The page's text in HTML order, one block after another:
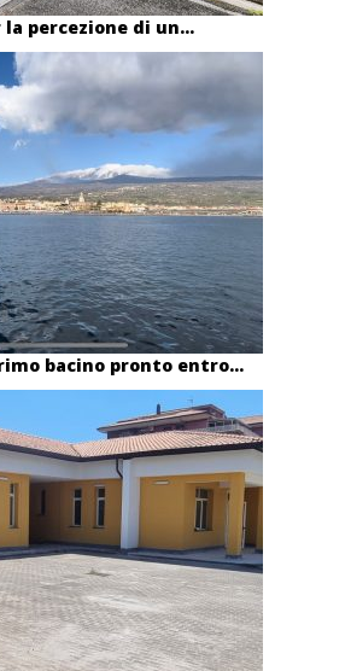
percezione di un...
bacino pronto entro...